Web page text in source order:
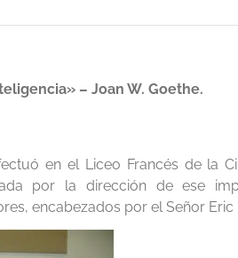
– Joan W. Goethe.
en el Liceo Francés de la
por la dirección de ese
encabezados por el Señor Eric